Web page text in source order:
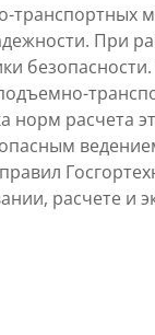
транспортных
При
норм расчета
расчете и